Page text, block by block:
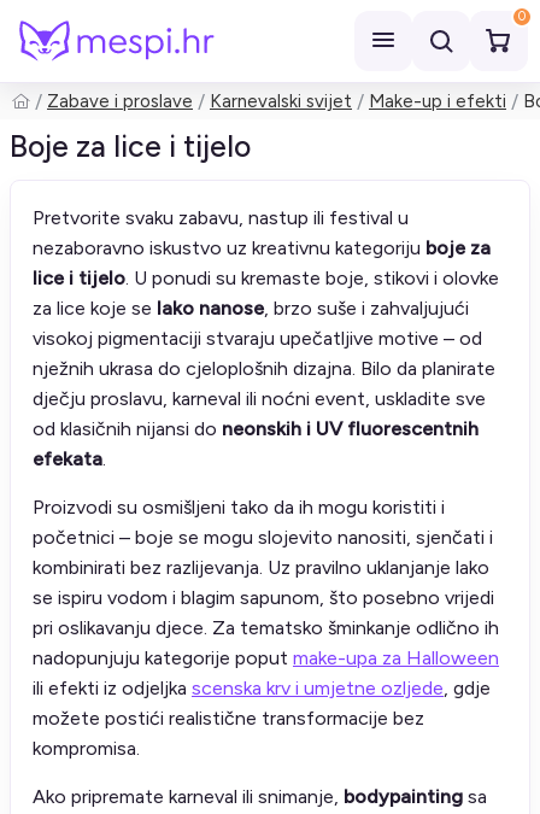
0
Pretraži
Zabave i proslave Karnevalski svijet Make-up i efekti
Boje za lice i tijelo
Pretvorite svaku zabavu, nastup ili festival u
nezaboravno iskustvo uz kreativnu kategoriju boje za
lice i tijelo. U ponudi su kremaste boje, stikovi i olovke
za lice koje se lako nanose, brzo suše i zahvaljujući
visokoj pigmentaciji stvaraju upečatljive motive – od
nježnih ukrasa do cjeloplošnih dizajna. Bilo da planirate
dječju proslavu, karneval ili noćni event, uskladite sve
od klasičnih nijansi do neonskih i UV fluorescentnih
efekata.
Proizvodi su osmišljeni tako da ih mogu koristiti i
početnici – boje se mogu slojevito nanositi, sjenčati i
kombinirati bez razlijevanja. Uz pravilno uklanjanje lako
se ispiru vodom i blagim sapunom, što posebno vrijedi
pri oslikavanju djece. Za tematsko šminkanje odlično ih
nadopunjuju kategorije poput make-upa za Halloween
ili efekti iz odjeljka scenska krv i umjetne ozljede, gdje
možete postići realistične transformacije bez
kompromisa.
Ako pripremate karneval ili snimanje, bodypainting sa